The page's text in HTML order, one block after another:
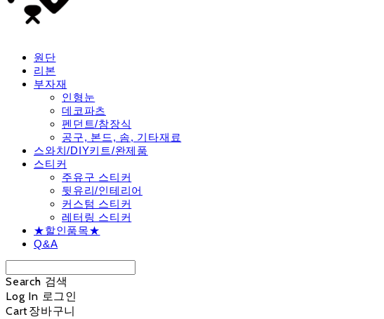
원단
리본
부자재
인형눈
데코파츠
펜던트/참장식
공구, 본드, 솜, 기타재료
스와치/DIY키트/완제품
스티커
주유구 스티커
뒷유리/인테리어
커스텀 스티커
레터링 스티커
★할인품목★
Q&A
Search 검색
Log In 로그인
Cart장바구니